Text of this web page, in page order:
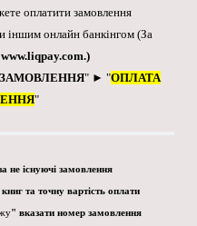
оплатити замовлення
іншим онлайн банкінгом (За
www.liqpay.com.)
ЗАМОВЛЕННЯ" ► "ОПЛАТА
"
не існуючі замовлення
та точну вартість оплати
" вказати номер замовлення